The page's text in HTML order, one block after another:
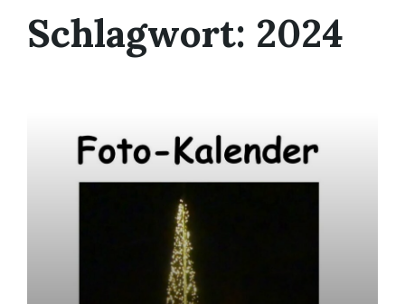
Schlagwort: 2024
erfahren